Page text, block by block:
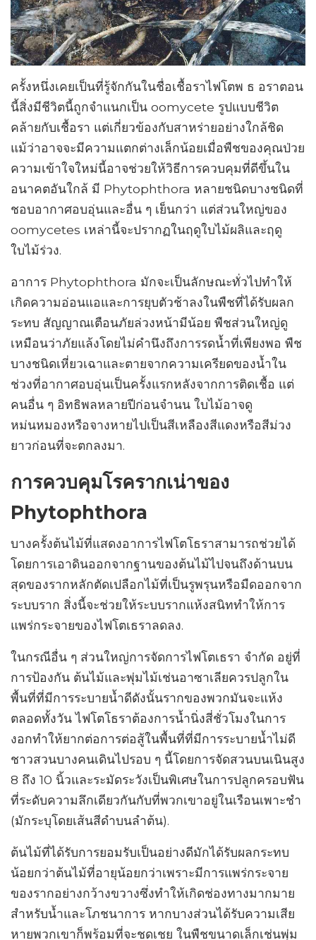
ครั้งหนึ่งเคยเป็นที่รู้จักกันในชื่อเชื้อราไฟโตพ ธ อราตอน
นี้สิ่งมีชีวิตนี้ถูกจำแนกเป็น oomycete รูปแบบชีวิต
คล้ายกับเชื้อรา แต่เกี่ยวข้องกับสาหร่ายอย่างใกล้ชิด
แม้ว่าอาจจะมีความแตกต่างเล็กน้อยเมื่อพืชของคุณป่วย
ความเข้าใจใหม่นี้อาจช่วยให้วิธีการควบคุมที่ดีขึ้นใน
อนาคตอันใกล้ มี Phytophthora หลายชนิดบางชนิดที่
ชอบอากาศอบอุ่นและอื่น ๆ เย็นกว่า แต่ส่วนใหญ่ของ
oomycetes เหล่านี้จะปรากฏในฤดูใบไม้ผลิและฤดู
ใบไม้ร่วง.
อาการ Phytophthora มักจะเป็นลักษณะทั่วไปทำให้
เกิดความอ่อนแอและการยุบตัวช้าลงในพืชที่ได้รับผลก
ระทบ สัญญาณเตือนภัยล่วงหน้ามีน้อย พืชส่วนใหญ่ดู
เหมือนว่าภัยแล้งโดยไม่คำนึงถึงการรดน้ำที่เพียงพอ พืช
บางชนิดเหี่ยวเฉาและตายจากความเครียดของน้ำใน
ช่วงที่อากาศอบอุ่นเป็นครั้งแรกหลังจากการติดเชื้อ แต่
คนอื่น ๆ อิทธิพลหลายปีก่อนจำนน ใบไม้อาจดู
หม่นหมองหรือจางหายไปเป็นสีเหลืองสีแดงหรือสีม่วง
ยาวก่อนที่จะตกลงมา.
การควบคุมโรครากเน่าของ
Phytophthora
บางครั้งต้นไม้ที่แสดงอาการไฟโตโธราสามารถช่วยได้
โดยการเอาดินออกจากฐานของต้นไม้ไปจนถึงด้านบน
สุดของรากหลักตัดเปลือกไม้ที่เป็นรูพรุนหรือมืดออกจาก
ระบบราก สิ่งนี้จะช่วยให้ระบบรากแห้งสนิททำให้การ
แพร่กระจายของไฟโตเธราลดลง.
ในกรณีอื่น ๆ ส่วนใหญ่การจัดการไฟโตเธรา จำกัด อยู่ที่
การป้องกัน ต้นไม้และพุ่มไม้เช่นอาซาเลียควรปลูกใน
พื้นที่ที่มีการระบายน้ำดีดังนั้นรากของพวกมันจะแห้ง
ตลอดทั้งวัน ไฟโตโธราต้องการน้ำนิ่งสี่ชั่วโมงในการ
งอกทำให้ยากต่อการต่อสู้ในพื้นที่ที่มีการระบายน้ำไม่ดี
ชาวสวนบางคนเดินไปรอบ ๆ นี้โดยการจัดสวนบนเนินสูง
8 ถึง 10 นิ้วและระมัดระวังเป็นพิเศษในการปลูกครอบฟัน
ที่ระดับความลึกเดียวกันกับที่พวกเขาอยู่ในเรือนเพาะชำ
(มักระบุโดยเส้นสีดำบนลำต้น).
ต้นไม้ที่ได้รับการยอมรับเป็นอย่างดีมักได้รับผลกระทบ
น้อยกว่าต้นไม้ที่อายุน้อยกว่าเพราะมีการแพร่กระจาย
ของรากอย่างกว้างขวางซึ่งทำให้เกิดช่องทางมากมาย
สำหรับน้ำและโภชนาการ หากบางส่วนได้รับความเสีย
หายพวกเขาก็พร้อมที่จะชดเชย ในพืชขนาดเล็กเช่นพุ่ม